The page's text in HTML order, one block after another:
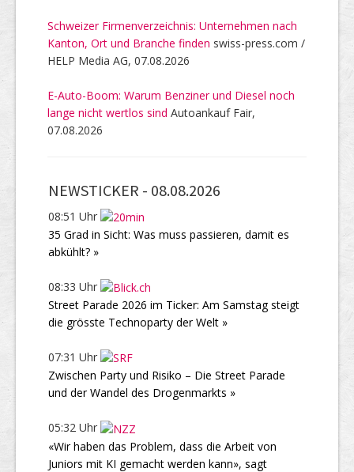
Schweizer Firmenverzeichnis: Unternehmen nach
Kanton, Ort und Branche finden swiss-press.com /
HELP Media AG, 07.08.2026
E-Auto-Boom: Warum Benziner und Diesel noch
lange nicht wertlos sind Autoankauf Fair,
07.08.2026
NEWSTICKER - 08.08.2026
08:51 Uhr
35 Grad in Sicht: Was muss passieren, damit es
abkühlt? »
08:33 Uhr
Street Parade 2026 im Ticker: Am Samstag steigt
die grösste Technoparty der Welt »
07:31 Uhr
Zwischen Party und Risiko – Die Street Parade
und der Wandel des Drogenmarkts »
05:32 Uhr
«Wir haben das Problem, dass die Arbeit von
Juniors mit KI gemacht werden kann», sagt